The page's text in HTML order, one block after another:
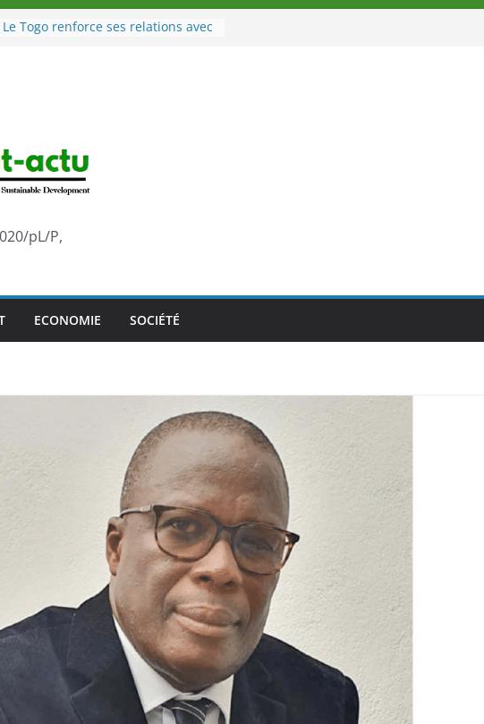
Le Togo renforce ses relations avec
marque de confiance au Togo sur
la scène internationale au-delà des
performances de ses athlètes
développement?
pL/P,
ECONOMIE SOCIÉTÉ